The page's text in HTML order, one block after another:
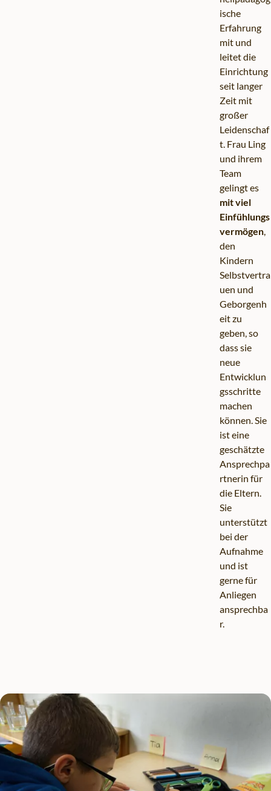
ische
Erfahrung
mit und
leitet die
Einrichtung
seit langer
Zeit mit
großer
Leidenschaf
t. Frau Ling
und ihrem
Team
gelingt es
mit viel
Einfühlungs
vermögen,
den
Kindern
Selbstvertra
uen und
Geborgenh
eit zu
geben, so
dass sie
neue
Entwicklun
gsschritte
machen
können. Sie
ist eine
geschätzte
Ansprechpa
rtnerin für
die Eltern.
Sie
unterstützt
bei der
Aufnahme
und ist
gerne für
Anliegen
ansprechba
r.